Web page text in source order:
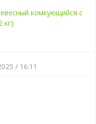
комкующийся с
кг)
/ 16:11